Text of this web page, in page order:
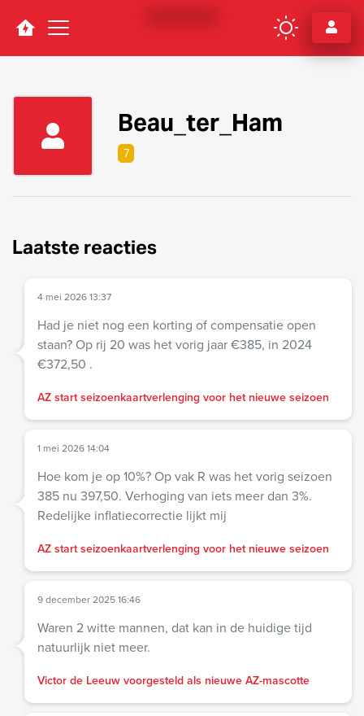
Navigation
Beau_ter_Ham
7
Laatste reacties
4 mei 2026 13:37
Had je niet nog een korting of compensatie open
staan? Op rij 20 was het vorig jaar €385, in 2024
€372,50 .
AZ start seizoenkaartverlenging voor het nieuwe seizoen
1 mei 2026 14:04
Hoe kom je op 10%? Op vak R was het vorig seizoen
385 nu 397,50. Verhoging van iets meer dan 3%.
Redelijke inflatiecorrectie lijkt mij
AZ start seizoenkaartverlenging voor het nieuwe seizoen
9 december 2025 16:46
Waren 2 witte mannen, dat kan in de huidige tijd
natuurlijk niet meer.
Victor de Leeuw voorgesteld als nieuwe AZ-mascotte